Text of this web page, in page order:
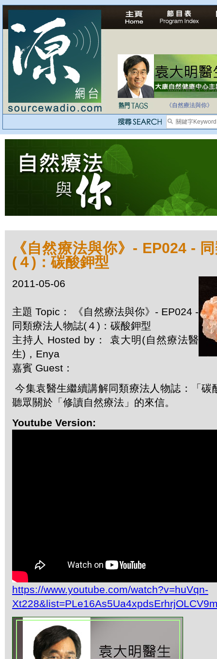
法治社會並不等同
自家教育合法化-
《自然療法與你》
《自然療法與你》- EP024 -
(４)：碳酸鉀型
2011-05-06
主題 Topic： 《自然療法與你》- EP024 -
同類療法人物誌(４)：碳酸鉀型
主持人 Hosted by： 袁大明(自然療法醫
生)，Enya
嘉賓 Guest：
今集袁醫生繼續講解同類療法人物誌：「碳
聽眾關於「修讀自然療法」的來信。
Youtube Version:
https://www.youtube.com/watch?v=huVqn-